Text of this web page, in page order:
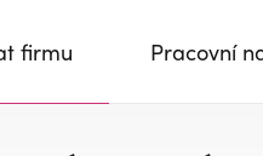
firmu Pracovní